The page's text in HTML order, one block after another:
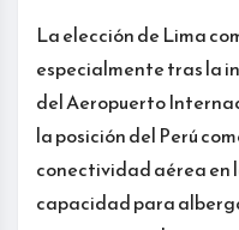
La elección de Lima
especialmente tras la
del Aeropuerto
la posición del Perú
conectividad aérea en
capacidad para